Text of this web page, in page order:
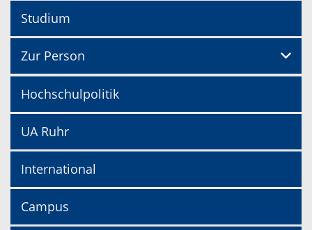
Studium
Zur Person
Hochschulpolitik
UA Ruhr
International
Campus